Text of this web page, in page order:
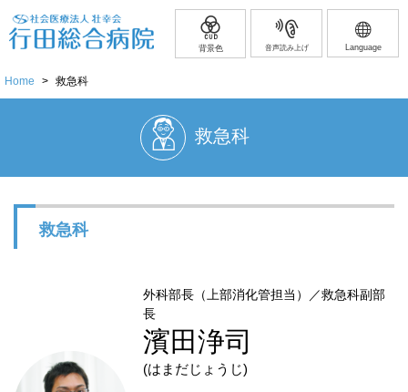
背景色 音声読み上げ Language
Home > 救急科
救急科
救急科
外科部長（上部消化管担当）／救急科副部
長
濱田浄司
(はまだじょうじ)